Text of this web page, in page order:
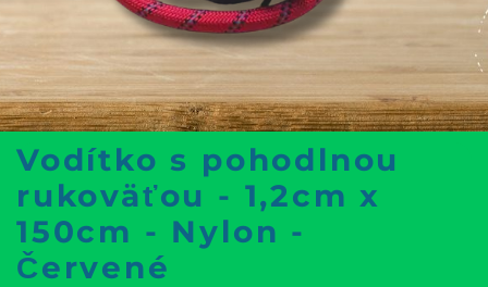
Vodítko s pohodlnou
rukoväťou - 1,2cm x
150cm - Nylon -
Červené